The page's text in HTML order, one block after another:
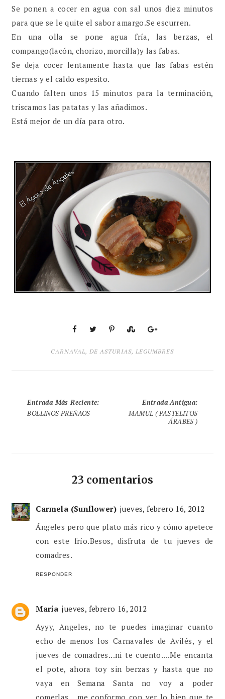
Se ponen a cocer en agua con sal unos diez minutos
para que se le quite el sabor amargo.Se escurren.
En una olla se pone agua fría, las berzas, el
compango(lacón, chorizo, morcilla)y las fabas.
Se deja cocer lentamente hasta que las fabas estén
tiernas y el caldo espesito.
Cuando falten unos 15 minutos para la terminación,
triscamos las patatas y las añadimos.
Está mejor de un día para otro.
CARNAVAL,DE ASTURIAS,LEGUMBRES
Entrada Más Reciente:
BOLLINOS PREÑAOS
Entrada Antigua:
MAMUL ( PASTELITOS
ÁRABES )
23 comentarios
Carmela (Sunflower) jueves, febrero 16, 2012
Ángeles pero que plato más rico y cómo apetece
con este frío.Besos, disfruta de tu jueves de
comadres.
RESPONDER
María jueves, febrero 16, 2012
Ayyy, Angeles, no te puedes imaginar cuanto
echo de menos los Carnavales de Avilés, y el
jueves de comadres...ni te cuento....Me encanta
el pote, ahora toy sin berzas y hasta que no
vaya en Semana Santa no voy a poder
comerlas....me conformo con ver lo bien que te